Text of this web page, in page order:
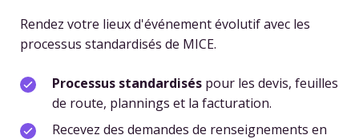
Rendez votre lieux d'événement évolutif avec les
processus standardisés de MICE.
Processus standardisés pour les devis, feuilles
de route, plannings et la facturation.
Recevez des demandes de renseignements en